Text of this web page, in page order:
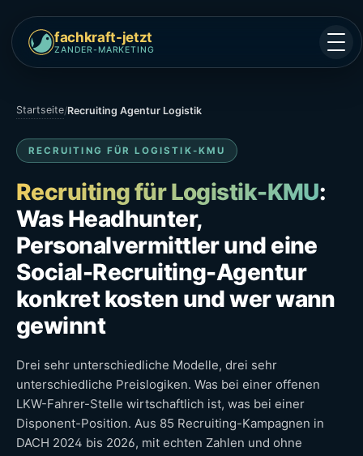
fachkraft-jetzt
ZANDER-MARKETING
Startseite/Recruiting Agentur Logistik
RECRUITING FÜR LOGISTIK-KMU
Recruiting für Logistik-KMU:
Was Headhunter,
Personalvermittler und eine
Social-Recruiting-Agentur
konkret kosten und wer wann
gewinnt
Drei sehr unterschiedliche Modelle, drei sehr
unterschiedliche Preislogiken. Was bei einer offenen
LKW-Fahrer-Stelle wirtschaftlich ist, was bei einer
Disponent-Position. Aus 85 Recruiting-Kampagnen in
DACH 2024 bis 2026, mit echten Zahlen und ohne